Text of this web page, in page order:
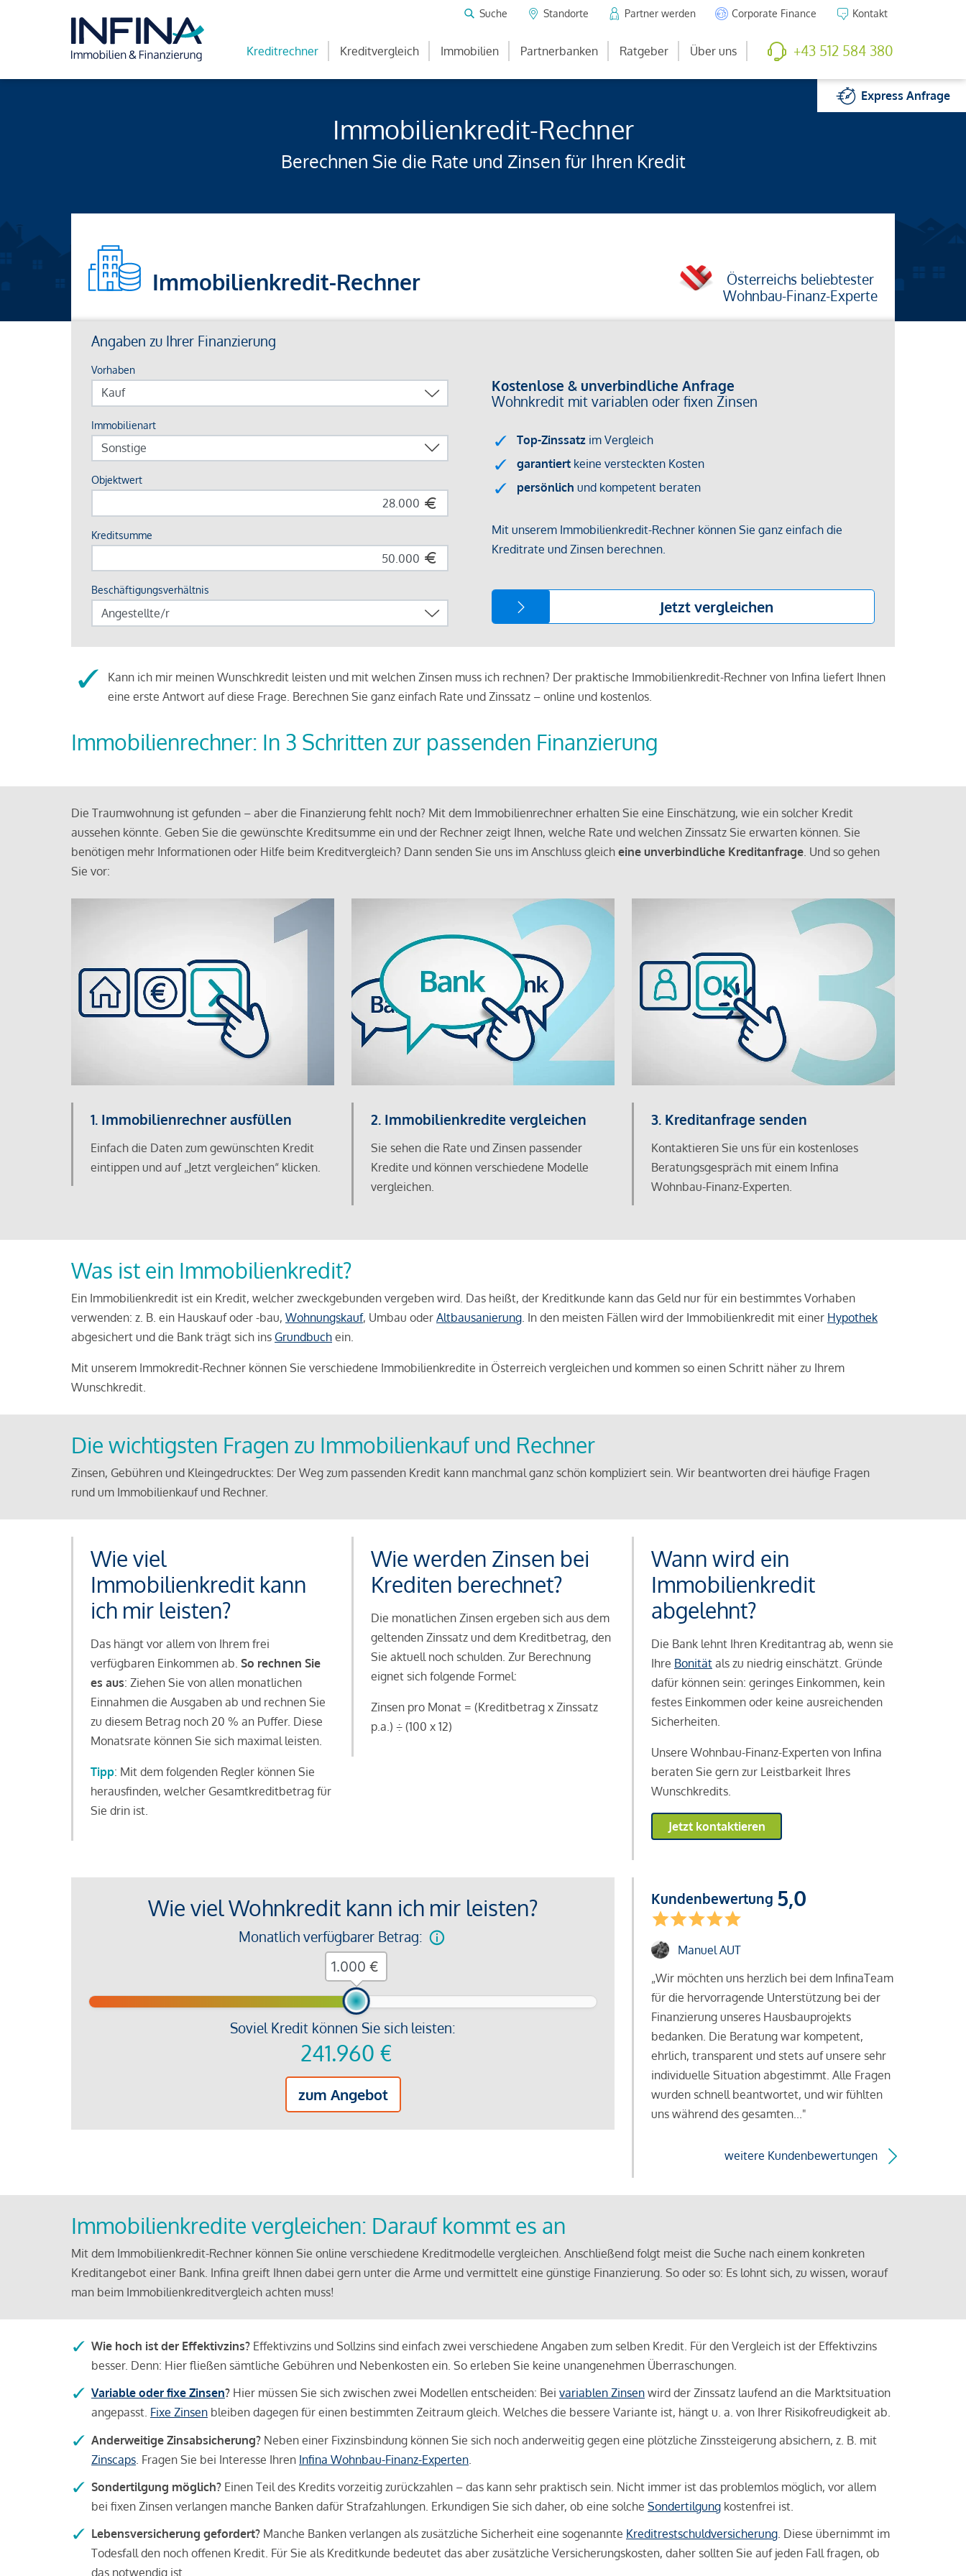
Suche Standorte Partner werden Corporate Finance Kontakt
Kreditrechner Kreditvergleich Immobilien Partnerbanken Ratgeber Über uns +43 512 584 380
ExpressAnfrage
Immobilienkredit-Rechner
Berechnen Sie die Rate und Zinsen für Ihren Kredit
Immobilienkredit-Rechner
Österreichs beliebtester
Wohnbau-Finanz-Experte
Kann ich mir meinen Wunschkredit leisten und mit welchen Zinsen muss ich rechnen? Der praktische Immobilienkredit-Rechner von Infina liefert Ihnen
eine erste Antwort auf diese Frage. Berechnen Sie ganz einfach Rate und Zinssatz – online und kostenlos.
Immobilienrechner: In 3 Schritten zur passenden Finanzierung
Die Traumwohnung ist gefunden – aber die Finanzierung fehlt noch? Mit dem Immobilienrechner erhalten Sie eine Einschätzung, wie ein solcher Kredit
aussehen könnte. Geben Sie die gewünschte Kreditsumme ein und der Rechner zeigt Ihnen, welche Rate und welchen Zinssatz Sie erwarten können. Sie
benötigen mehr Informationen oder Hilfe beim Kreditvergleich? Dann senden Sie uns im Anschluss gleich eine unverbindliche Kreditanfrage. Und so gehen
Sie vor:
1. Immobilienrechner ausfüllen
Einfach die Daten zum gewünschten Kredit
eintippen und auf „Jetzt vergleichen“ klicken.
2. Immobilienkredite vergleichen
Sie sehen die Rate und Zinsen passender
Kredite und können verschiedene Modelle
vergleichen.
3. Kreditanfrage senden
Kontaktieren Sie uns für ein kostenloses
Beratungsgespräch mit einem Infina
Wohnbau-Finanz-Experten.
Was ist ein Immobilienkredit?
Ein Immobilienkredit ist ein Kredit, welcher zweckgebunden vergeben wird. Das heißt, der Kreditkunde kann das Geld nur für ein bestimmtes Vorhaben
verwenden: z. B. ein Hauskauf oder -bau, Wohnungskauf, Umbau oder Altbausanierung. In den meisten Fällen wird der Immobilienkredit mit einer Hypothek
abgesichert und die Bank trägt sich ins Grundbuch ein.
Mit unserem Immokredit-Rechner können Sie verschiedene Immobilienkredite in Österreich vergleichen und kommen so einen Schritt näher zu Ihrem
Wunschkredit.
Die wichtigsten Fragen zu Immobilienkauf und Rechner
Zinsen, Gebühren und Kleingedrucktes: Der Weg zum passenden Kredit kann manchmal ganz schön kompliziert sein. Wir beantworten drei häufige Fragen
rund um Immobilienkauf und Rechner.
Wie viel
Immobilienkredit kann
ich mir leisten?
Das hängt vor allem von Ihrem frei
verfügbaren Einkommen ab. So rechnen Sie
es aus: Ziehen Sie von allen monatlichen
Einnahmen die Ausgaben ab und rechnen Sie
zu diesem Betrag noch 20 % an Puffer. Diese
Monatsrate können Sie sich maximal leisten.
Tipp: Mit dem folgenden Regler können Sie
herausfinden, welcher Gesamtkreditbetrag für
Sie drin ist.
Wie werden Zinsen bei
Krediten berechnet?
Die monatlichen Zinsen ergeben sich aus dem
geltenden Zinssatz und dem Kreditbetrag, den
Sie aktuell noch schulden. Zur Berechnung
eignet sich folgende Formel:
Zinsen pro Monat = (Kreditbetrag x Zinssatz
p.a.) ÷ (100 x 12)
Wann wird ein
Immobilienkredit
abgelehnt?
Die Bank lehnt Ihren Kreditantrag ab, wenn sie
Ihre Bonitätals zu niedrig einschätzt. Gründe
dafür können sein: geringes Einkommen, kein
festes Einkommen oder keine ausreichenden
Sicherheiten.
Unsere Wohnbau-Finanz-Experten von Infina
beraten Sie gern zur Leistbarkeit Ihres
Wunschkredits.
Jetzt kontaktieren
Wie viel Wohnkredit kann ich mir leisten?
Monatlich verfügbarer Betrag:
Soviel Kredit können Sie sich leisten:
241.960 €
zum Angebot
€
Kundenbewertung 5,0
Manuel AUT
„Wir möchten uns herzlich bei dem InfinaTeam
für die hervorragende Unterstützung bei der
Finanzierung unseres Hausbauprojekts
bedanken. Die Beratung war kompetent,
ehrlich, transparent und stets auf unsere sehr
individuelle Situation abgestimmt. Alle Fragen
wurden schnell beantwortet, und wir fühlten
uns während des gesamten..."
weitere Kundenbewertungen
Immobilienkredite vergleichen: Darauf kommt es an
Mit dem Immobilienkredit-Rechner können Sie online verschiedene Kreditmodelle vergleichen. Anschließend folgt meist die Suche nach einem konkreten
Kreditangebot einer Bank. Infina greift Ihnen dabei gern unter die Arme und vermittelt eine günstige Finanzierung. So oder so: Es lohnt sich, zu wissen, worauf
man beim Immobilienkreditvergleich achten muss!
Wie hoch ist der Effektivzins? Effektivzins und Sollzins sind einfach zwei verschiedene Angaben zum selben Kredit. Für den Vergleich ist der Effektivzins
besser. Denn: Hier fließen sämtliche Gebühren und Nebenkosten ein. So erleben Sie keine unangenehmen Überraschungen.
Variable oder fixe Zinsen? Hier müssen Sie sich zwischen zwei Modellen entscheiden: Bei variablen Zinsen wird der Zinssatz laufend an die Marktsituation
angepasst. Fixe Zinsen bleiben dagegen für einen bestimmten Zeitraum gleich. Welches die bessere Variante ist, hängt u. a. von Ihrer Risikofreudigkeit ab.
Anderweitige Zinsabsicherung? Neben einer Fixzinsbindung können Sie sich noch anderweitig gegen eine plötzliche Zinssteigerung absichern, z. B. mit
Zinscaps . Fragen Sie bei Interesse Ihren Infina Wohnbau-Finanz-Experten
Sondertilgung möglich? Einen Teil des Kredits vorzeitig zurückzahlen – das kann sehr praktisch sein. Nicht immer ist das problemlos möglich, vor allem
bei fixen Zinsen verlangen manche Banken dafür Strafzahlungen. Erkundigen Sie sich daher, ob eine solche Sondertilgung kostenfrei ist.
Lebensversicherung gefordert? Manche Banken verlangen als zusätzliche Sicherheit eine sogenannte Kreditrestschuldversicherung . Diese übernimmt im
Todesfall den noch offenen Kredit. Für Sie als Kreditkunde bedeutet das aber zusätzliche Versicherungskosten, daher sollten Sie auf jeden Fall fragen, ob
das notwendig ist.